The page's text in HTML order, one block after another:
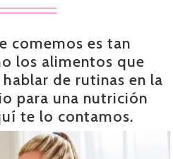
comemos es tan
los alimentos que
de rutinas en la
para una nutrición
te lo contamos.